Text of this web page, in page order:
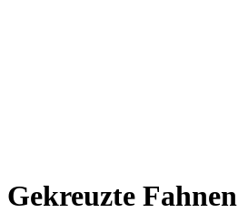
Gekreuzte Fahnen